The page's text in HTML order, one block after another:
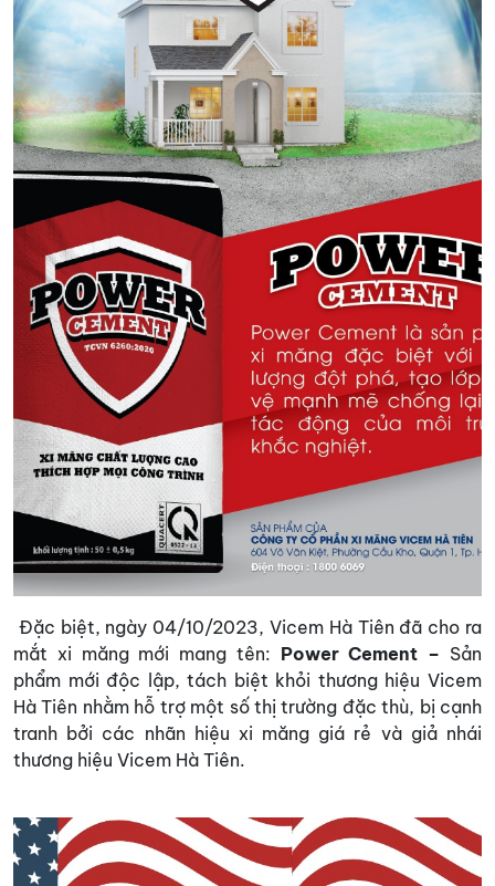
Đặc biệt, ngày 04/10/2023, Vicem Hà Tiên đã cho ra
mắt xi măng mới mang tên: Power Cement – Sản
phẩm mới độc lập, tách biệt khỏi thương hiệu Vicem
Hà Tiên nhằm hỗ trợ một số thị trường đặc thù, bị cạnh
tranh bởi các nhãn hiệu xi măng giá rẻ và giả nhái
thương hiệu Vicem Hà Tiên.